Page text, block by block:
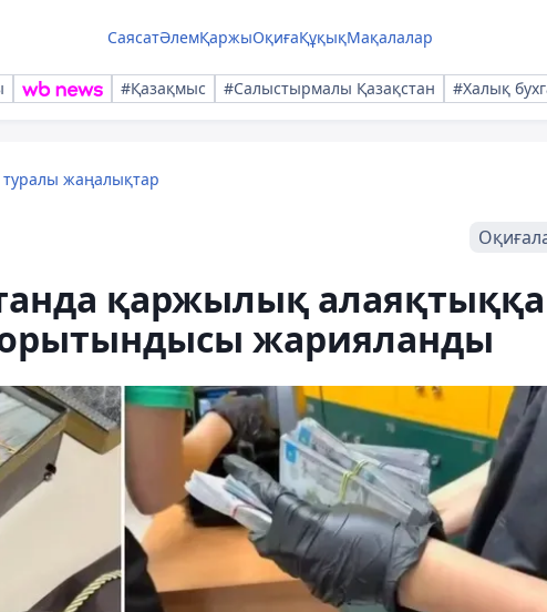
СаясатӘлемҚаржыОқиғаҚұқықМақалалар
#Қазақмыс #Салыстырмалы Қазақстан #Халық
жаңалықтар
қаржылық алаяқтыққа
жарияланды